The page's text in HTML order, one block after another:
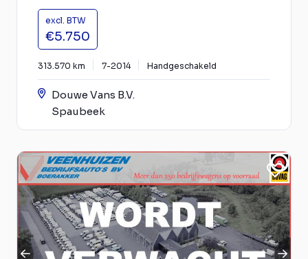
excl. BTW
€5.750
313.570 km 7-2014 Handgeschakeld
Douwe Vans B.V.
Spaubeek